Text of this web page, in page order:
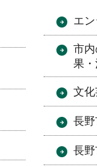
エ
市
果
文
長野
長